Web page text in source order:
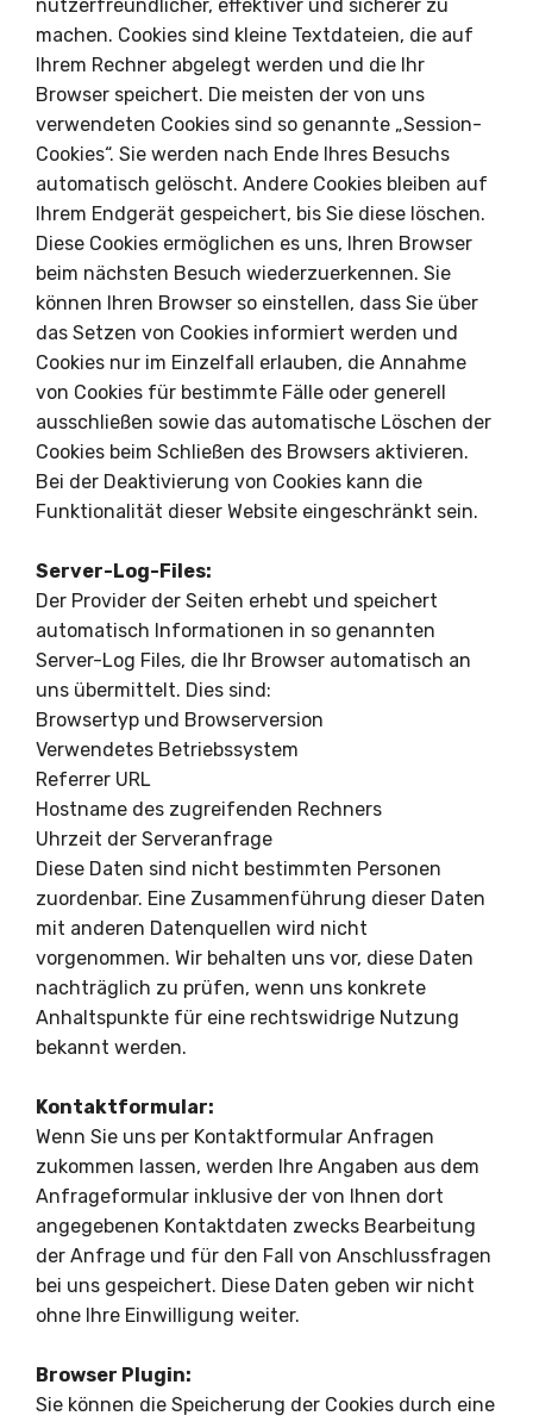
nutzerfreundlicher, effektiver und sicherer zu
machen. Cookies sind kleine Textdateien, die auf
Ihrem Rechner abgelegt werden und die Ihr
Browser speichert. Die meisten der von uns
verwendeten Cookies sind so genannte „Session-
Cookies“. Sie werden nach Ende Ihres Besuchs
automatisch gelöscht. Andere Cookies bleiben auf
Ihrem Endgerät gespeichert, bis Sie diese löschen.
Diese Cookies ermöglichen es uns, Ihren Browser
beim nächsten Besuch wiederzuerkennen. Sie
können Ihren Browser so einstellen, dass Sie über
das Setzen von Cookies informiert werden und
Cookies nur im Einzelfall erlauben, die Annahme
von Cookies für bestimmte Fälle oder generell
ausschließen sowie das automatische Löschen der
Cookies beim Schließen des Browsers aktivieren.
Bei der Deaktivierung von Cookies kann die
Funktionalität dieser Website eingeschränkt sein.
Server-Log-Files:
Der Provider der Seiten erhebt und speichert
automatisch Informationen in so genannten
Server-Log Files, die Ihr Browser automatisch an
uns übermittelt. Dies sind:
Browsertyp und Browserversion
Verwendetes Betriebssystem
Referrer URL
Hostname des zugreifenden Rechners
Uhrzeit der Serveranfrage
Diese Daten sind nicht bestimmten Personen
zuordenbar. Eine Zusammenführung dieser Daten
mit anderen Datenquellen wird nicht
vorgenommen. Wir behalten uns vor, diese Daten
nachträglich zu prüfen, wenn uns konkrete
Anhaltspunkte für eine rechtswidrige Nutzung
bekannt werden.
Kontaktformular:
Wenn Sie uns per Kontaktformular Anfragen
zukommen lassen, werden Ihre Angaben aus dem
Anfrageformular inklusive der von Ihnen dort
angegebenen Kontaktdaten zwecks Bearbeitung
der Anfrage und für den Fall von Anschlussfragen
bei uns gespeichert. Diese Daten geben wir nicht
ohne Ihre Einwilligung weiter.
Browser Plugin:
Sie können die Speicherung der Cookies durch eine